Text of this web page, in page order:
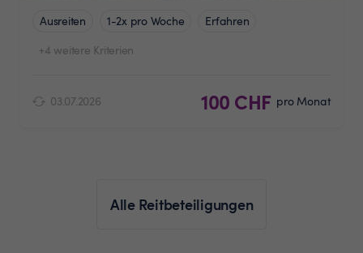
Ausreiten 1-2x pro Woche
Erfahren
+4 weitere Kriterien
03.07.2026 100 CHF pro Monat
Alle Reitbeteiligungen